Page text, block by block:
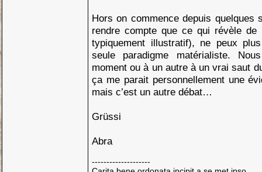
Hors on commence depuis quelques
rendre compte que ce qui révèle de
typiquement illustratif), ne peux
seule paradigme matérialiste.
moment ou à un autre à un vrai saut
ça me parait personnellement une
mais c’est un autre débat…
Grüssi
Abra
--------------------